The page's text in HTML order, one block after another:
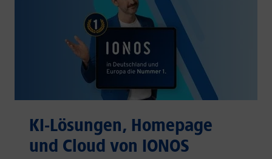
KI-Lösungen, Homepage
und Cloud von IONOS